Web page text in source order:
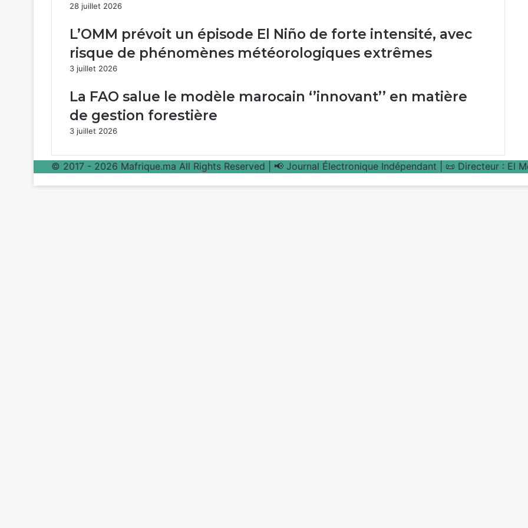
28 juillet 2026
L’OMM prévoit un épisode El Niño de forte intensité, avec
risque de phénomènes météorologiques extrêmes
3 juillet 2026
La FAO salue le modèle marocain ‘’innovant’’ en matière
de gestion forestière
3 juillet 2026
© 2017 - 2026 Mafrique.ma All Rights Reserved | 📢 Journal Électronique Indépendant | 📜 Directeur : El